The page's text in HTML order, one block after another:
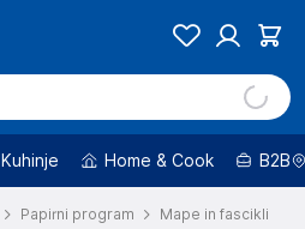
Kuhinje Home & Cook B2B
Papirni program Mape in fascikli